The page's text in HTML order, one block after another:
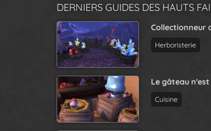
DERNIERS GUIDES DES HAUTS
Collectionneur
Herboristerie
Le gâteau
Cuisine